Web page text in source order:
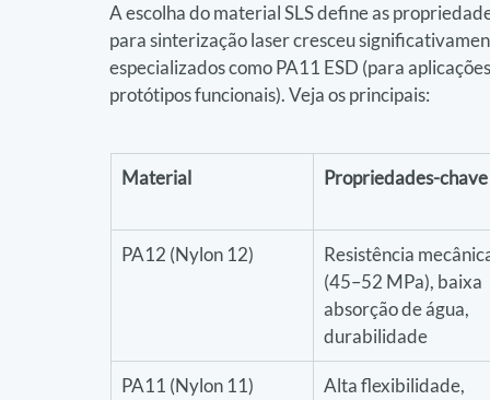
A escolha do material SLS define as
para sinterização laser cresceu
especializados como PA11 ESD (para
protótipos funcionais). Veja os principais:
Material Propriedades-chave
PA12 (Nylon 12)
Resistência
(45–52 MPa), baixa
absorção de água,
durabilidade
PA11 (Nylon 11)
Alta flexibilidade,